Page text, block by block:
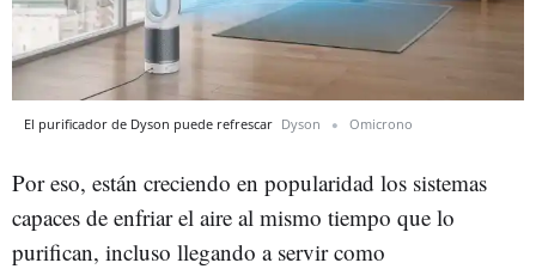
El purificador de Dyson puede refrescar Dyson Omicrono
Por eso, están creciendo en popularidad los sistemas
capaces de enfriar el aire al mismo tiempo que lo
purifican, incluso llegando a servir como